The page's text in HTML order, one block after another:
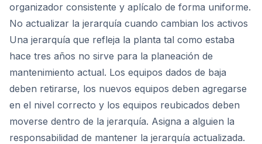
organizador consistente y aplícalo de forma uniforme.
No actualizar la jerarquía cuando cambian los activos
Una jerarquía que refleja la planta tal como estaba
hace tres años no sirve para la planeación de
mantenimiento actual. Los equipos dados de baja
deben retirarse, los nuevos equipos deben agregarse
en el nivel correcto y los equipos reubicados deben
moverse dentro de la jerarquía. Asigna a alguien la
responsabilidad de mantener la jerarquía actualizada.